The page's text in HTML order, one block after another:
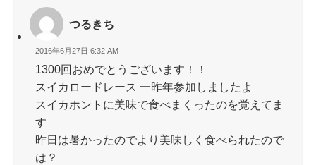
つるきち
2016年6月27日 6:32 AM
1300回おめでとうございます！！
スイカロードレース 一昨年参加しましたよ
スイカホントに美味で食べまくったのを覚えてま
す
昨日は暑かったのでより美味しく食べられたので
は？